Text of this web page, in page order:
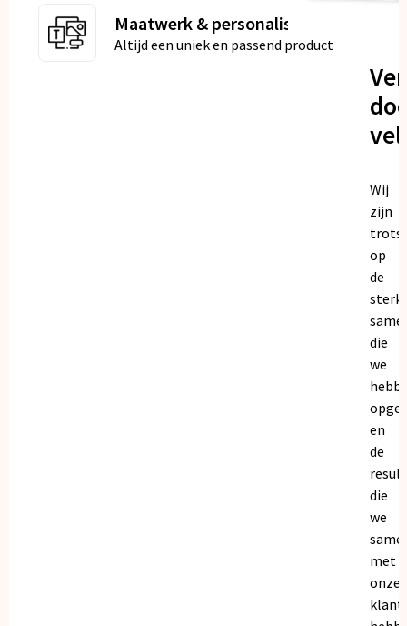
Maatwerk & personalisatie
Altijd een uniek en passend product
Wij
zijn
trots
op
de
die
we
en
de
die
we
met
onze